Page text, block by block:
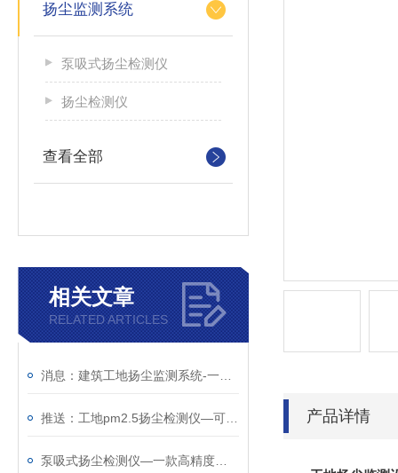
扬尘监测系统
泵吸式扬尘检测仪
扬尘检测仪
查看全部
相关文章
RELATED ARTICLES
产品详情